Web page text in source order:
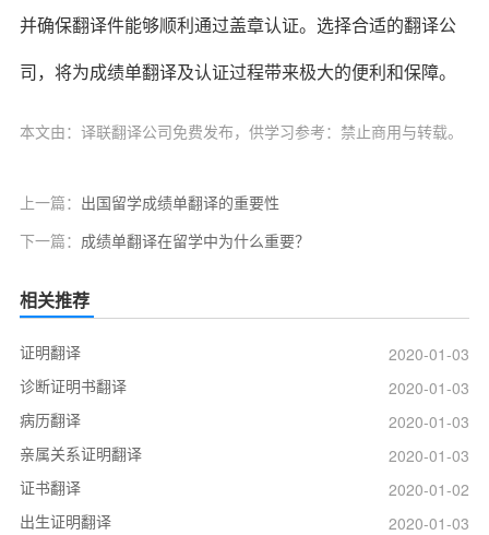
并确保翻译件能够顺利通过盖章认证。选择合适的翻译公
司，将为成绩单翻译及认证过程带来极大的便利和保障。
本文由：译联翻译公司免费发布，供学习参考：禁止商用与转载。
上一篇： 出国留学成绩单翻译的重要性
下一篇： 成绩单翻译在留学中为什么重要？
相关推荐
证明翻译
2020-01-03
诊断证明书翻译
2020-01-03
病历翻译
2020-01-03
亲属关系证明翻译
2020-01-03
证书翻译
2020-01-02
出生证明翻译
2020-01-03